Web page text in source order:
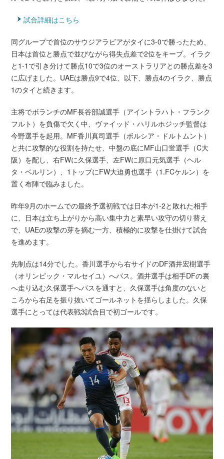
試合詳細はこちら
同グループで首位のサウジアラビアがタイに3-0で勝ったため、
日本は首位と勝点で並びながら得失点差で2位をキープ。イラク
と1-1で引き分けて勝点10で3位のオーストラリアとの勝点差を3
に広げました。UAEは勝点9で4位、以下、勝点4のイラク、勝点
1のタイと続きます。
主将でボランチのMF長谷部誠選手（アイントラハト・フランク
フルト）を負傷で欠く中、ヴァイッド・ハリルホジッチ監督は
今野選手を起用。MF香川真司選手（ボルシア・ドルトムント）
と共に攻撃的な役割を持たせ、中盤の底にMF山口蛍選手（C大
阪）を配し、右FWに久保選手、左FWに原口元気選手（ヘル
タ・ベルリン）、1トップにFW大迫勇也選手（1.FCケルン）を
置く布陣で臨みました。
昨年9月のホームでの最終予選初戦では日本が1-2と敗れた相手
に、日本は立ち上がりから高い集中力と素早い攻守の切り替え
で、UAEの攻撃の芽を摘む一方、積極的に攻撃を仕掛けて試合
を進めます。
先制点は14分でした。香川選手から右サイドのDF酒井宏樹選手
（オリンピック・マルセイユ）へパス。酒井選手は相手DFの裏
へ走り込む久保選手へパスを通すと、久保選手は角度のないと
ころから右足を振り抜いてゴールネットを揺らしました。久保
選手にとっては代表戦3試合目で初ゴールです。